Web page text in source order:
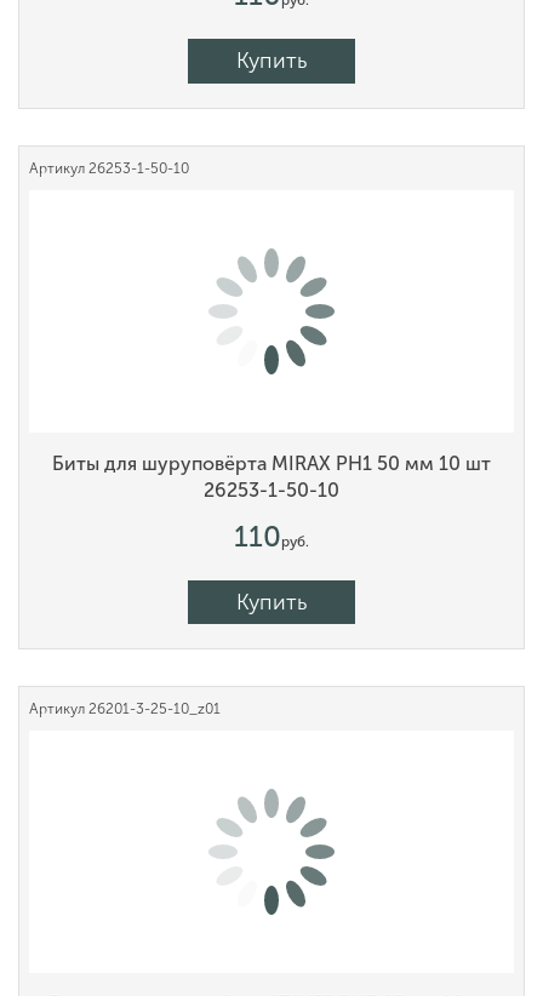
Купить
Артикул 26253-1-50-10
Биты для шуруповёрта MIRAX PH1 50 мм 10 шт
26253-1-50-10
110руб.
Купить
Артикул 26201-3-25-10_z01